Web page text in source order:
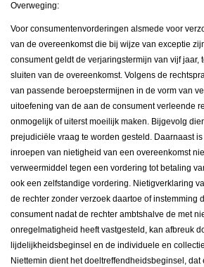
Overweging:
Voor consumentenvorderingen alsmede voor
van de overeenkomst die bij wijze van exceptie
consument geldt de verjaringstermijn van vijf jaar,
sluiten van de overeenkomst. Volgens de
van passende beroepstermijnen in de vorm van
uitoefening van de aan de consument verleende
onmogelijk of uiterst moeilijk maken. Bijgevolg
prejudiciële vraag te worden gesteld. Daarnaast
inroepen van nietigheid van een overeenkomst
verweermiddel tegen een vordering tot betaling
ook een zelfstandige vordering. Nietigverklaring
de rechter zonder verzoek daartoe of instemming
consument nadat de rechter ambtshalve de met
onregelmatigheid heeft vastgesteld, kan afbreuk
lijdelijkheidsbeginsel en de individuele en
Niettemin dient het doeltreffendheidsbeginsel,